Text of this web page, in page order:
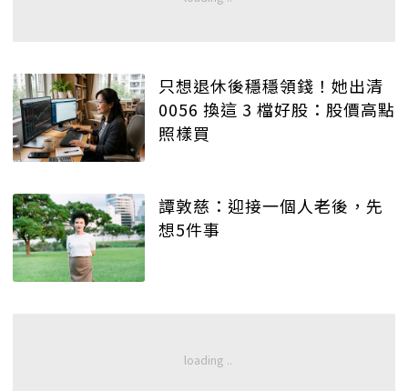
只想退休後穩穩領錢！她出清
0056 換這 3 檔好股：股價高點
照樣買
譚敦慈：迎接一個人老後，先
想5件事